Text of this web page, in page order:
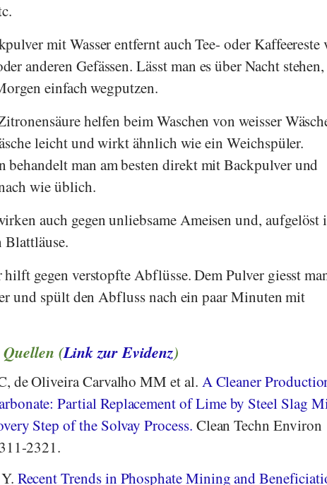
mit Wasser entfernt auch Tee- oder Kaffeereste
anderen Gefässen. Lässt man es über Nacht stehen,
einfach wegputzen.
helfen beim Waschen von weisser
leicht und wirkt ähnlich wie ein Weichspüler.
behandelt man am besten direkt mit Backpulver und
wie üblich.
auch gegen unliebsame Ameisen und, aufgelöst
Blattläuse.
gegen verstopfte Abflüsse. Dem Pulver giesst
und spült den Abfluss nach ein paar Minuten mit
(Link zur Evidenz)
de Oliveira Carvalho MM et al. A Cleaner
Partial Replacement of Lime by Steel Slag
Step of the Solvay Process. Clean Techn Environ
2321.
Recent Trends in Phosphate Mining and